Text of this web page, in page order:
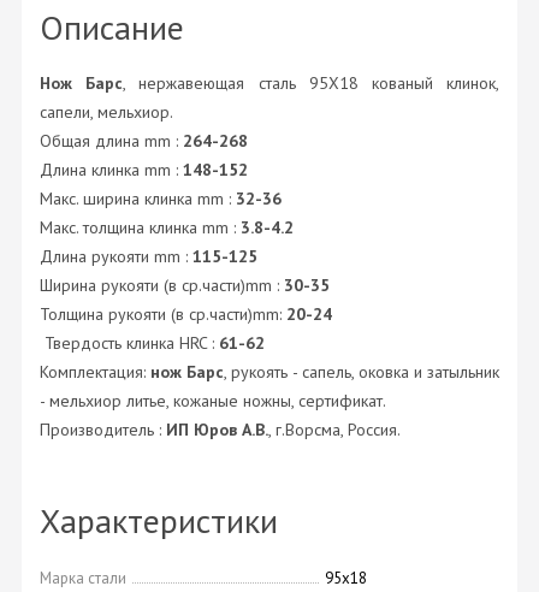
Описание
Нож Барс, нержавеющая сталь 95X18 кованый клинок,
сапели, мельхиор.
Общая длина mm : 264-268
Длина клинка mm : 148-152
Макс. ширина клинка mm : 32-36
Макс. толщина клинка mm : 3.8-4.2
Длина рукояти mm : 115-125
Ширина рукояти (в ср.части)mm : 30-35
Толщина рукояти (в ср.части)mm: 20-24
Твердость клинка HRC : 61-62
Комплектация: нож Барс, рукоять - сапель, оковка и затыльник
- мельхиор литье, кожаные ножны, сертификат.
Производитель : ИП Юров А.В., г.Ворсма, Россия.
Характеристики
Марка стали
95х18